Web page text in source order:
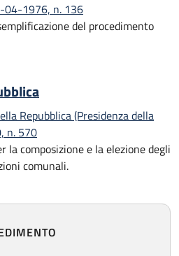
04-1976, n. 136
del procedimento
Repubblica (Presidenza della
n. 570
la composizione e la elezione degli
comunali.